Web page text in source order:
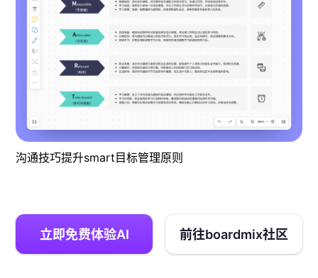
沟通技巧提升smart目标管理原则
立即免费体验AI 前往boardmix社区